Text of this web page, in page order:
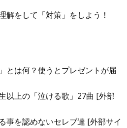
解をして「対策」をしよう！
とは何？使うとプレゼントが届
以上の「泣ける歌」27曲 [外部
事を認めないセレブ達 [外部サイ